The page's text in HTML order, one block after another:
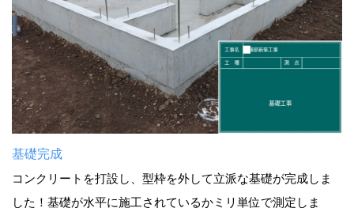
基礎完成
コンクリートを打設し、型枠を外して立派な基礎が完成しま
した！基礎が水平に施工されているかミリ単位で測定しま